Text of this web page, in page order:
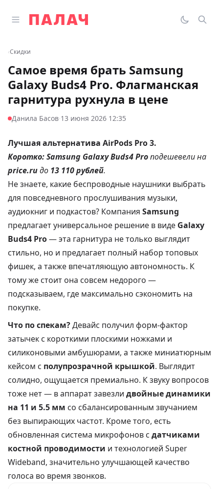
Открыть главное меню
Палач
‹Скидки
Самое время брать Samsung
Galaxy Buds4 Pro. Флагманская
гарнитура рухнула в цене
Данила Басов·13 июня 2026 12:35
Лучшая альтернатива AirPods Pro 3.
Коротко:Samsung Galaxy Buds4 Proподешевели на
price.ruдо 13 110 рублей.
Не знаете, какие беспроводные наушники выбрать
для повседневного прослушивания музыки,
аудиокниг и подкастов? Компания Samsung
предлагает универсальное решение в виде Galaxy
Buds4 Pro— эта гарнитура не только выглядит
стильно, но и предлагает полный набор топовых
фишек, а также впечатляющую автономность. К
тому же стоит она совсем недорого —
подсказываем, где максимально сэкономить на
покупке.
Что по спекам?Девайс получил форм-фактор
затычек с короткими плоскими ножками и
силиконовыми амбушюрами, а также миниатюрным
кейсом с полупрозрачной крышкой. Выглядит
солидно, ощущается премиально. К звуку вопросов
тоже нет — в аппарат завезли двойные динамики
на 11 и 5.5 мм со сбалансированным звучанием
без выпирающих частот. Кроме того, есть
обновленная система микрофонов с датчиками
костной проводимости и технологией Super
Wideband, значительно улучшающей качество
голоса во время звонков.